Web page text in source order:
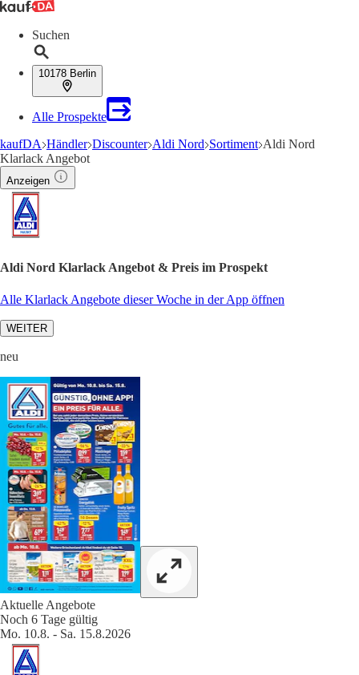
Suchen
10178 Berlin
Alle Prospekte
kaufDA Händler Discounter Aldi Nord Sortiment Aldi Nord
Klarlack Angebot
Anzeigen
Aldi Nord Klarlack Angebot & Preis im Prospekt
Alle Klarlack Angebote dieser Woche in der App öffnen
WEITER
neu
Aktuelle Angebote
Noch 6 Tage gültig
Mo. 10.8. - Sa. 15.8.2026